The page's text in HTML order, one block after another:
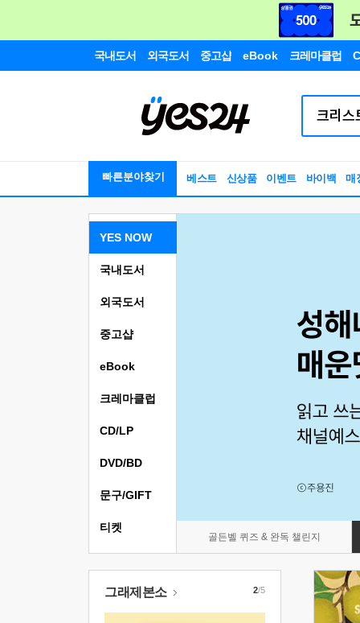
국내도서 외국도서 중고샵 eBook 크레마클럽
빠른분야찾기 베스트 신상품 이벤트 바이백 매
YES NOW
골든벨 퀴즈 & 완독 챌린지
국내도서
외국도서
중고샵
eBook
크레마클럽
CD/LP
DVD/BD
문구/GIFT
티켓
그래제본소 2/5